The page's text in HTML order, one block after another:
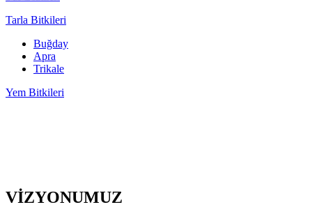
Tarla Bitkileri
Buğday
Apra
Trikale
Yem Bitkileri
VİZYONUMUZ